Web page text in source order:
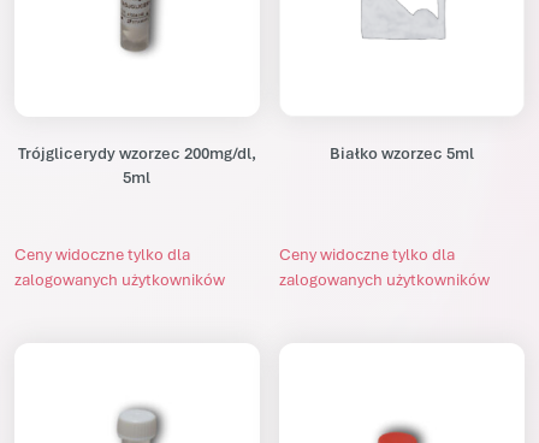
Trójglicerydy wzorzec 200mg/dl,
5ml
Ceny widoczne tylko dla
zalogowanych użytkowników
Białko wzorzec 5ml
Ceny widoczne tylko dla
zalogowanych użytkowników